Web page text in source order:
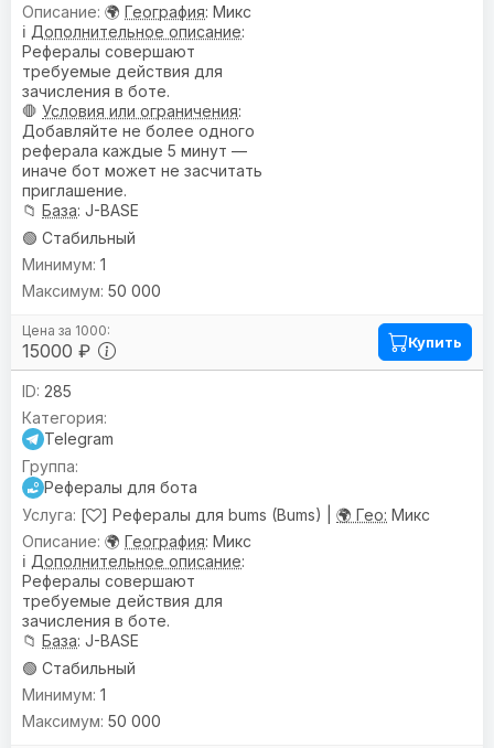
🌍 География: Микс
ℹ️ Дополнительное описание:
Рефералы совершают
требуемые действия для
зачисления в боте.
🛑 Условия или ограничения:
Добавляйте не более одного
реферала каждые 5 минут —
иначе бот может не засчитать
приглашение.
📁 База: J-BASE
🟢 Стабильный
15000 ₽
1
50 000
Купить
285
Telegram
Рефералы для бота
[
] Рефералы для bums (Bums) | 🌍 Гео: Микс
🌍 География: Микс
ℹ️ Дополнительное описание:
Рефералы совершают
требуемые действия для
зачисления в боте.
📁 База: J-BASE
🟢 Стабильный
1
50 000